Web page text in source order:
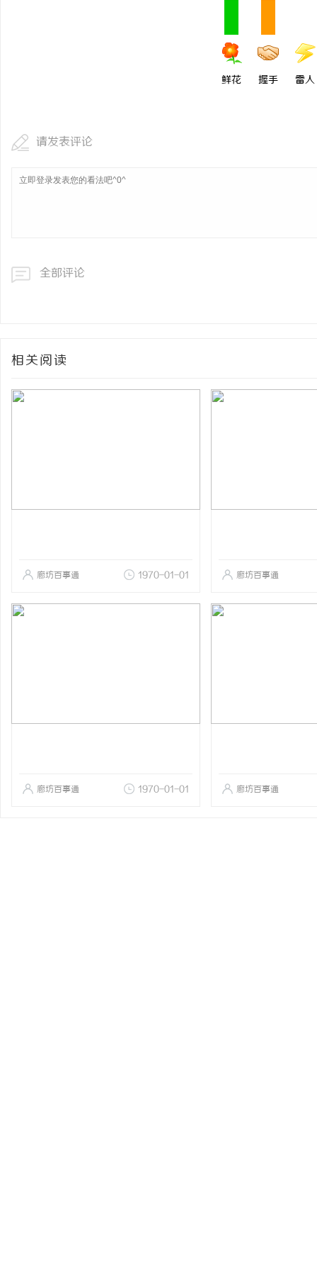
鲜花 握手 雷人
请发表评论
全部评论
相关阅读
廊坊百事通 1970-01-01 廊坊百事通
廊坊百事通 1970-01-01 廊坊百事通